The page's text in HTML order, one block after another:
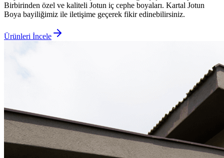
Birbirinden özel ve kaliteli Jotun iç cephe boyaları. Kartal Jotun
Boya bayiliğimiz ile iletişime geçerek fikir edinebilirsiniz.
Ürünleri İncele